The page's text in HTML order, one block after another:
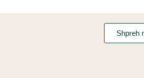
Shpreh